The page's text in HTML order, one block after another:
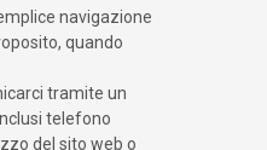
navigazione
quando
tramite un
telefono
del sito web o